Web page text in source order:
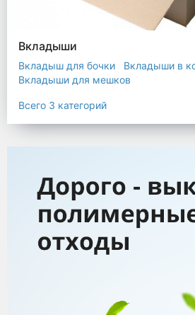
Вкладыши
Вкладыш для бочки
Вкладыши в
Вкладыши для мешков
Всего 3 категорий